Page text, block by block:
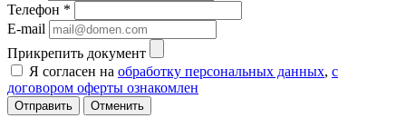
Телефон *
E-mail
Прикрепить документ
Я согласен на обработку персональных данных, с
договором оферты ознакомлен
Отменить